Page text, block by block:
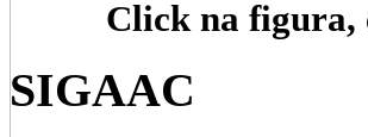
Click na figura,
SIGAAC